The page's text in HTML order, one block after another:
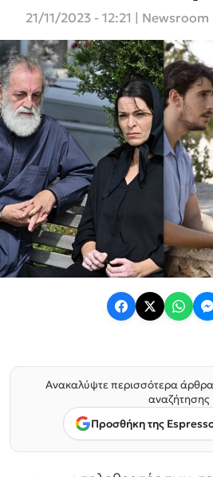
21/11/2023 - 12:21 Newsroom
Ανακαλύψτε περισσότερα
αναζήτησης
Προσθήκη της